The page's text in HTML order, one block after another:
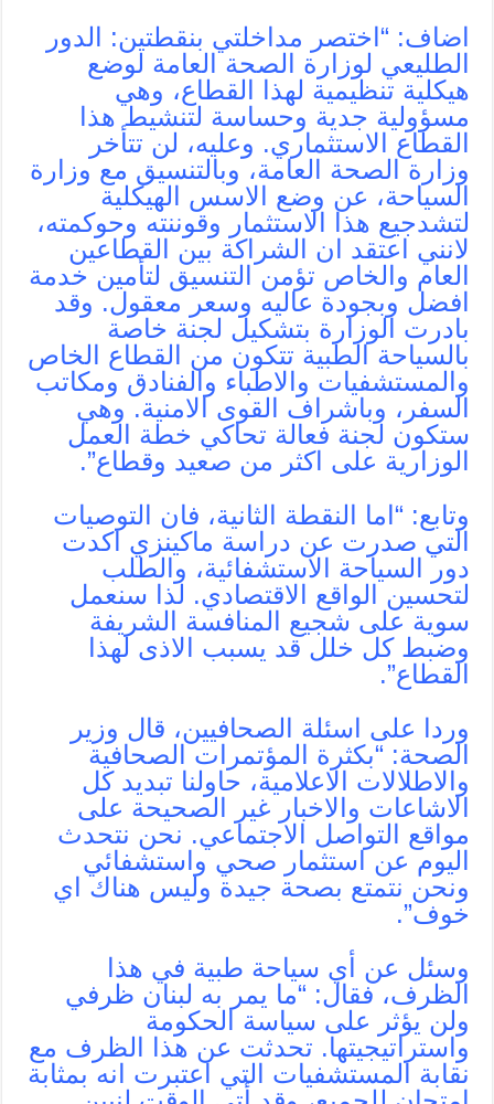
اضاف: “اختصر مداخلتي بنقطتين: الدور
الطليعي لوزارة الصحة العامة لوضع
هيكلية تنظيمية لهذا القطاع، وهي
مسؤولية جدية وحساسة لتنشيط هذا
القطاع الاستثماري. وعليه، لن تتأخر
وزارة الصحة العامة، وبالتنسيق مع وزارة
السياحة، عن وضع الاسس الهيكلية
لتشدجيع هذا الاستثمار وقوننته وحوكمته،
لانني اعتقد ان الشراكة بين القطاعين
العام والخاص تؤمن التنسيق لتأمين خدمة
افضل وبجودة عاليه وسعر معقول. وقد
بادرت الوزارة بتشكيل لجنة خاصة
بالسياحة الطبية تتكون من القطاع الخاص
والمستشفيات والاطباء والفنادق ومكاتب
السفر، وباشراف القوى الامنية. وهي
ستكون لجنة فعالة تحاكي خطة العمل
الوزارية على اكثر من صعيد وقطاع”.
وتابع: “اما النقطة الثانية، فان التوصيات
التي صدرت عن دراسة ماكينزي اكدت
دور السياحة الاستشفائية، والطلب
لتحسين الواقع الاقتصادي. لذا سنعمل
سوية على شجيع المنافسة الشريفة
وضبط كل خلل قد يسبب الاذى لهذا
القطاع”.
وردا على اسئلة الصحافيين، قال وزير
الصحة: “بكثرة المؤتمرات الصحافية
والاطلالات الاعلامية، حاولنا تبديد كل
الاشاعات والاخبار غير الصحيحة على
مواقع التواصل الاجتماعي. نحن نتحدث
اليوم عن استثمار صحي واستشفائي
ونحن نتمتع بصحة جيدة وليس هناك اي
خوف”.
وسئل عن أي سياحة طبية في هذا
الظرف، فقال: “ما يمر به لبنان ظرفي
ولن يؤثر على سياسة الحكومة
واستراتيجيتها. تحدثت عن هذا الظرف مع
نقابة المستشفيات التي اعتبرت انه بمثابة